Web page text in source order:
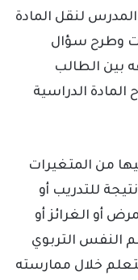
لنقل المادة
وطرح سؤال
بين الطالب
المادة الدراسية
من المتغيرات
للتدريب أو
أو الغرائز أو
النفس التربوي
خلال ممارسته